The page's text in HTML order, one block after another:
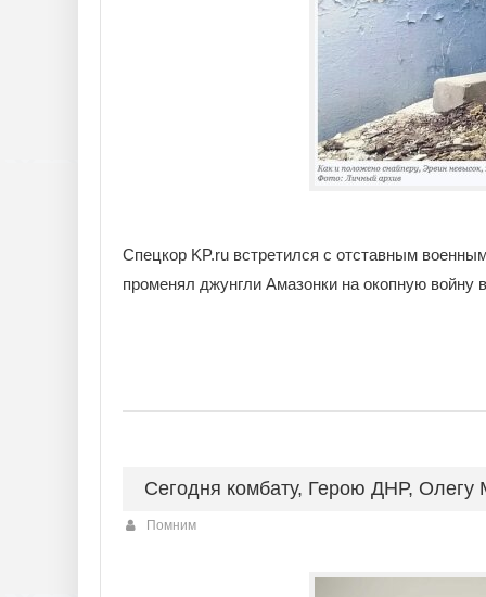
Спецкор KP.ru встретился с отставным
променял джунгли Амазонки на окопную войну
Сегодня комбату, Герою ДНР,
Помним